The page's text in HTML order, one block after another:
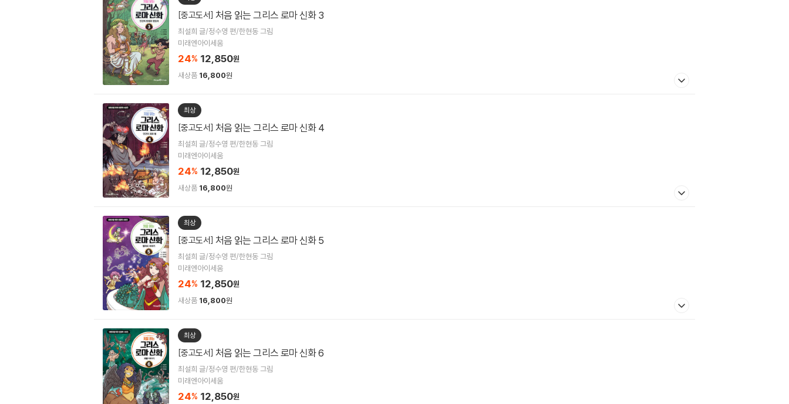
[중고도서] 처음 읽는 그리스 로마 신화 3
최설희 글/정수영 편/한현동 그림
미래엔아이세움
24% 12,850원
새상품 16,800원
최상
[중고도서] 처음 읽는 그리스 로마 신화 4
최설희 글/정수영 편/한현동 그림
미래엔아이세움
24% 12,850원
새상품 16,800원
최상
[중고도서] 처음 읽는 그리스 로마 신화 5
최설희 글/정수영 편/한현동 그림
미래엔아이세움
24% 12,850원
새상품 16,800원
최상
[중고도서] 처음 읽는 그리스 로마 신화 6
최설희 글/정수영 편/한현동 그림
미래엔아이세움
24% 12,850원